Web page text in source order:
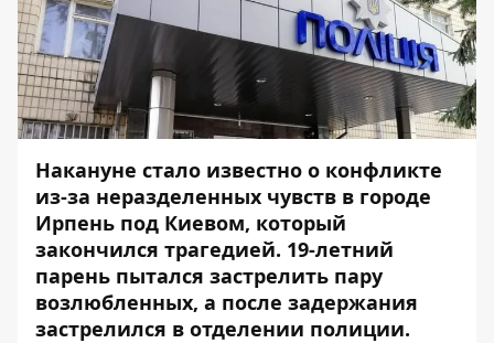
Накануне стало известно о конфликте
из-за неразделенных чувств в городе
Ирпень под Киевом, который
закончился трагедией. 19-летний
парень пытался застрелить пару
возлюбленных, а после задержания
застрелился в отделении полиции.